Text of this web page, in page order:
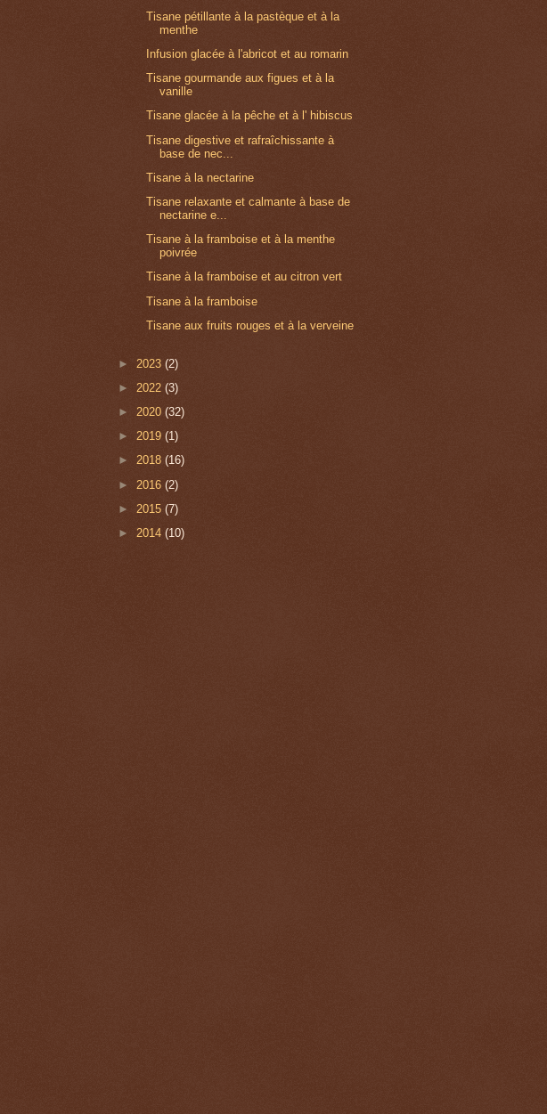
Tisane pétillante à la pastèque et à la
menthe
Infusion glacée à l'abricot et au romarin
Tisane gourmande aux figues et à la
vanille
Tisane glacée à la pêche et à l' hibiscus
Tisane digestive et rafraîchissante à
base de nec...
Tisane à la nectarine
Tisane relaxante et calmante à base de
nectarine e...
Tisane à la framboise et à la menthe
poivrée
Tisane à la framboise et au citron vert
Tisane à la framboise
Tisane aux fruits rouges et à la verveine
► 2023 (2)
► 2022 (3)
► 2020 (32)
► 2019 (1)
► 2018 (16)
► 2016 (2)
► 2015 (7)
► 2014 (10)